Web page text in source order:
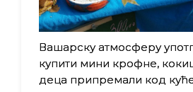
Вашарску атмосферу
купити мини крофне,
деца припремали код